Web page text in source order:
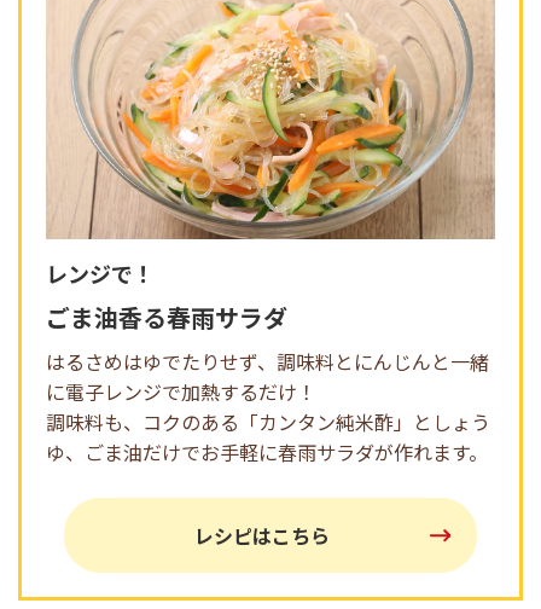
レンジで！
ごま油香る春雨サラダ
はるさめはゆでたりせず、調味料とにんじんと一緒
に電子レンジで加熱するだけ！
調味料も、コクのある「カンタン純米酢」としょう
ゆ、ごま油だけでお手軽に春雨サラダが作れます。
レシピはこちら